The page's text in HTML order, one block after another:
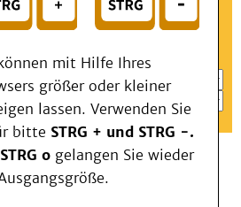
für Ihren Schnelleinstieg
mit Hilfe Ihres
größer oder kleiner
lassen. Verwenden Sie
bitte STRG + und STRG -.
STRG o gelangen Sie wieder
Zentren
UKD
Unterstützung
im Medizinwesen (KIM)